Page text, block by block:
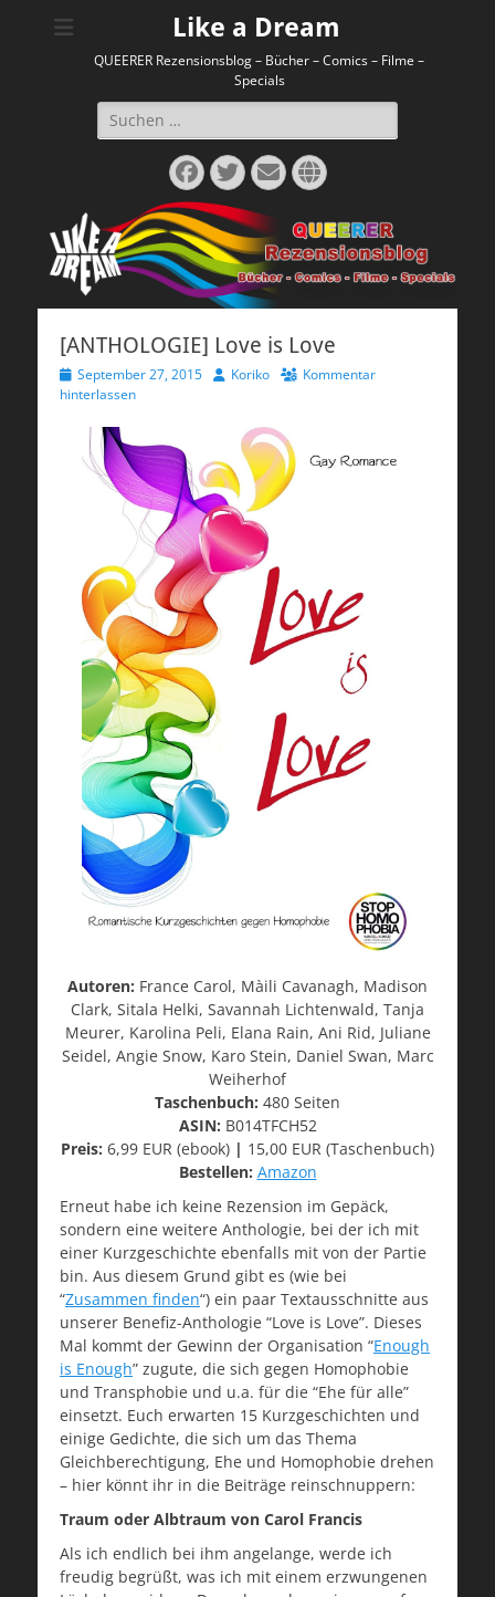
Like a Dream
QUEERER Rezensionsblog – Bücher – Comics – Filme –
Specials
Suchen
nach:
Facebook
Twitter
E-
Mail
Website
[ANTHOLOGIE] Love is Love
Veröffentlicht
am
September 27, 2015 AutorKoriko
Kommentar
hinterlassen
Autoren: France Carol, Màili Cavanagh, Madison
Clark, Sitala Helki, Savannah Lichtenwald, Tanja
Meurer, Karolina Peli, Elana Rain, Ani Rid, Juliane
Seidel, Angie Snow, Karo Stein, Daniel Swan, Marc
Weiherhof
Taschenbuch: 480 Seiten
ASIN: B014TFCH52
Preis: 6,99 EUR (ebook) | 15,00 EUR (Taschenbuch)
Bestellen: Amazon
Erneut habe ich keine Rezension im Gepäck,
sondern eine weitere Anthologie, bei der ich mit
einer Kurzgeschichte ebenfalls mit von der Partie
bin. Aus diesem Grund gibt es (wie bei
“Zusammen finden“) ein paar Textausschnitte aus
unserer Benefiz-Anthologie “Love is Love”. Dieses
Mal kommt der Gewinn der Organisation “Enough
is Enough” zugute, die sich gegen Homophobie
und Transphobie und u.a. für die “Ehe für alle”
einsetzt. Euch erwarten 15 Kurzgeschichten und
einige Gedichte, die sich um das Thema
Gleichberechtigung, Ehe und Homophobie drehen
– hier könnt ihr in die Beiträge reinschnuppern:
Traum oder Albtraum von Carol Francis
Als ich endlich bei ihm angelange, werde ich
freudig begrüßt, was ich mit einem erzwungenen